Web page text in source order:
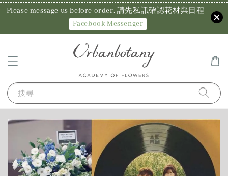
Please message us before order. 請先私訊確認花材與日程
Facebook Messenger
搜尋